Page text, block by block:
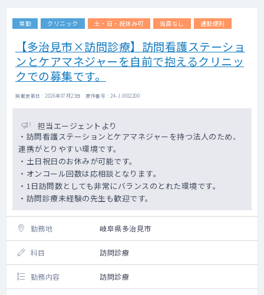
常勤 クリニック 土・日・祝休み可 当直なし 通勤便利
【多治見市×訪問診療】訪問看護ステーショ
ンとケアマネジャーを自前で抱えるクリニッ
クでの募集です。
掲載更新日 : 2026年07月23日 案件番号 : 24-JJ002200
担当エージェントより
・訪問看護ステーションとケアマネジャーを持つ法人のため、
連携がとりやすい環境です。
・土日祝日のお休みが可能です。
・オンコール回数は応相談となります。
・1日訪問数としても非常にバランスのとれた環境です。
・訪問診療未経験の先生も歓迎です。
勤務地 岐阜県多治見市
科目 訪問診療
勤務内容 訪問診療